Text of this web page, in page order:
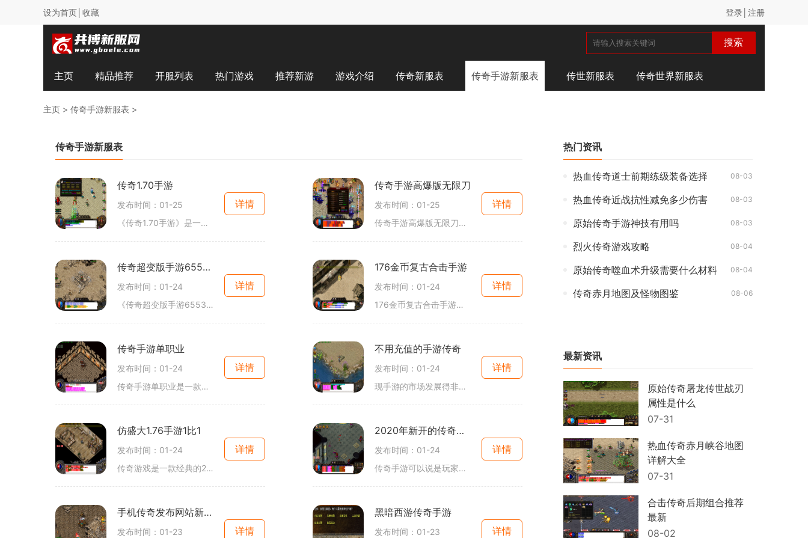
设为首页│收藏 登录│注册
搜索
主页 精品推荐 开服列表 热门游戏 推荐新游 游戏介绍 传奇新服表 传奇手游新服表 传世新服表 传奇世界新服表
主页 > 传奇手游新服表 >
传奇手游新服表
传奇1.70手游
发布时间：01-25
《传奇1.70手游》是一款2D角色扮演游戏，具有万人在线的特点，玩家可以互动并自由交易，更有各种肩甲、鞋、印等装备供玩家选择。游戏还提供丰富的技能学习系统，让玩家能够打造
详情
传奇手游高爆版无限刀
发布时间：01-25
传奇手游高爆版无限刀是一款经典的2D游戏，属于角色扮演类型。这款游戏不仅具有传奇游戏的特色，还加入了许多新的元素与玩法，给玩家带来了全新的游戏体验。传奇手游高爆版无限
详情
传奇超变版手游65535
发布时间：01-24
《传奇超变版手游65535》是一款经典的2D角色扮演游戏，拥有以传奇为基础的玩法，通过万人在线的方式，让玩家能与其他玩家进行互动。游戏中的满屏光柱、各种强大的武器和装备打造
详情
176金币复古合击手游
发布时间：01-24
176金币复古合击手游是一款以传奇游戏为背景的2D游戏，以角色扮演为主题，具有万人在线和玩家互动的特点。游戏中有丰富多样的职业组合、勋章系统，玩家可以根据自己的喜好选择不
详情
传奇手游单职业
发布时间：01-24
传奇手游单职业是一款以传奇为背景的多人在线角色扮演游戏，给玩家提供了独特而丰富的游戏体验。本文将介绍传奇手游单职业的具体玩法，包括角色选择、技能系统、装备强化等方
详情
不用充值的手游传奇
发布时间：01-24
现手游的市场发展得非常迅猛。尤其是一些需要充值才能进行游戏的手游，成为了很多游戏爱好者的选择。相信大家也有类似的烦恼，那就是充值多了会花费不少钱，而且充值后得到的
详情
仿盛大1.76手游1比1
发布时间：01-24
传奇游戏是一款经典的2D游戏，以角色扮演为主题，在线玩家达到数万人，是一款热门的网络游戏。在这款游戏中，玩家可以选择各种角色，并与其他玩家进行互动和竞争。游戏中有许多
详情
2020年新开的传奇手游
发布时间：01-24
传奇手游可以说是玩家们非常熟悉的一款网络游戏，在2020年迎来了新的版本和玩法，为广大玩家带来全新的游戏体验。本文将对这款2020年新开的传奇手游进行详细介绍，包括游戏的具体
详情
手机传奇发布网站新开服
发布时间：01-23
详情
黑暗西游传奇手游
发布时间：01-23
详情
热门资讯
热血传奇道士前期练级装备选择 08-03
热血传奇近战抗性减免多少伤害 08-03
原始传奇手游神技有用吗 08-03
烈火传奇游戏攻略 08-04
原始传奇噬血术升级需要什么材料 08-04
传奇赤月地图及怪物图鉴 08-06
最新资讯
原始传奇屠龙传世战刃
属性是什么
07-31
热血传奇赤月峡谷地图
详解大全
07-31
合击传奇后期组合推荐
最新
08-02